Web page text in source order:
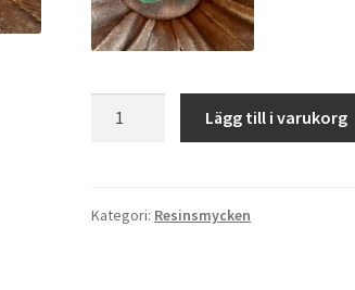
Lägg till i varukorg
Kategori: Resinsmycken